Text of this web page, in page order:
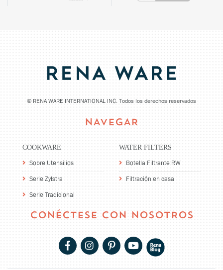
© RENA WARE INTERNATIONAL INC. Todos los derechos reservados
NAVEGAR
COOKWARE
Sobre Utensilios
Serie Zylstra
Serie Tradicional
WATER FILTERS
Botella Filtrante RW
Filtración en casa
CONÉCTESE CON NOSOTROS